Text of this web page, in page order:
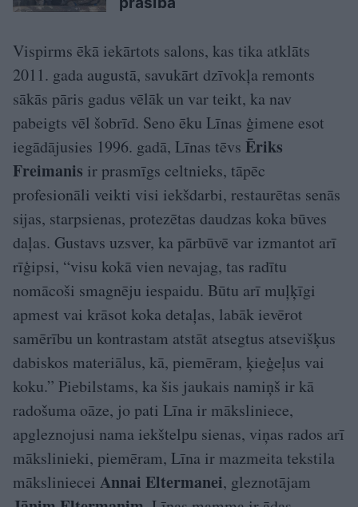
Vispirms ēkā iekārtots salons, kas tika atklāts
2011. gada augustā, savukārt dzīvokļa remonts
sākās pāris gadus vēlāk un var teikt, ka nav
pabeigts vēl šobrīd. Seno ēku Līnas ģimene esot
iegādājusies 1996. gadā, Līnas tēvs Ēriks
Freimanis ir prasmīgs celtnieks, tāpēc
profesionāli veikti visi iekšdarbi, restaurētas senās
sijas, starpsienas, protezētas daudzas koka būves
daļas. Gustavs uzsver, ka pārbūvē var izmantot arī
rīģipsi, “visu kokā vien nevajag, tas radītu
nomācoši smagnēju iespaidu. Būtu arī muļķīgi
apmest vai krāsot koka detaļas, labāk ievērot
samērību un kontrastam atstāt atsegtus atsevišķus
dabiskos materiālus, kā, piemēram, ķieģeļus vai
koku.” Piebilstams, ka šis jaukais namiņš ir kā
radošuma oāze, jo pati Līna ir māksliniece,
apgleznojusi nama iekštelpu sienas, viņas rados arī
mākslinieki, piemēram, Līna ir mazmeita tekstila
māksliniecei Annai Eltermanei, gleznotājam